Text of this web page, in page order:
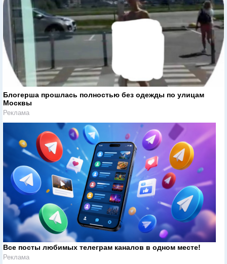
Блогерша прошлась полностью без одежды по улицам
Москвы
Реклама
Все посты любимых телеграм каналов в одном месте!
Реклама